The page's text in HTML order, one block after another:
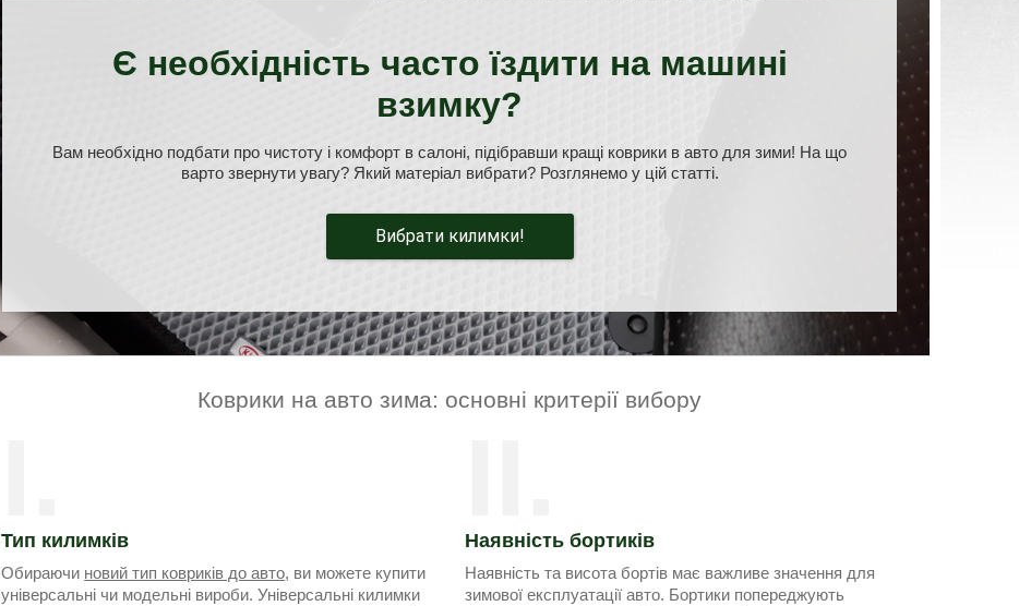
Є необхідність часто їздити на машині
взимку?
Вам необхідно подбати про чистоту і комфорт в салоні, підібравши кращі коврики в авто для зими! На що
варто звернути увагу? Який матеріал вибрати? Розглянемо у цій статті.
Вибрати килимки!
Коврики на авто зима: основні критерії вибору
Тип килимків
Обираючи новий тип ковриків до авто, ви можете купити
універсальні чи модельні вироби. Універсальні килимки
Наявність бортиків
Наявність та висота бортів має важливе значення для
зимової експлуатації авто. Бортики попереджують